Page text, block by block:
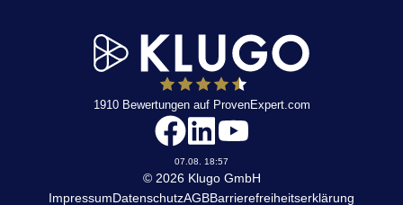
KLUGO
1910Bewertungen auf ProvenExpert.com
07.08. 18:57
© 2026 Klugo GmbH
ImpressumDatenschutzAGBBarrierefreiheitserklärung